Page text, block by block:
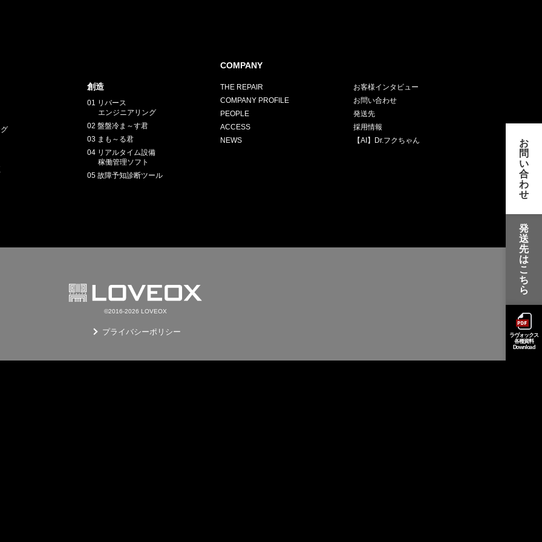
お
問
い
合
わ
せ
発
送
先
は
こ
ち
ら
ラヴォックス
各種資料
Download
創造
01 リバース
エンジニアリング
02 盤盤冷ま～す君
03 まも～る君
04 リアルタイム設備
稼働管理ソフト
05 故障予知診断ツール
COMPANY
THE REPAIR
COMPANY PROFILE
PEOPLE
ACCESS
NEWS
お客様インタビュー
お問い合わせ
発送先
採用情報
【AI】Dr.フクちゃん
©2016-2026 LOVEOX
プライバシーポリシー